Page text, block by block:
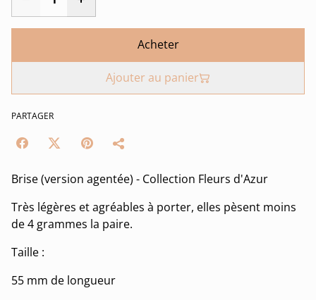
Acheter
Ajouter au panier
PARTAGER
Brise (version agentée) - Collection Fleurs d'Azur
Très légères et agréables à porter, elles pèsent moins
de 4 grammes la paire.
Taille :
55 mm de longueur